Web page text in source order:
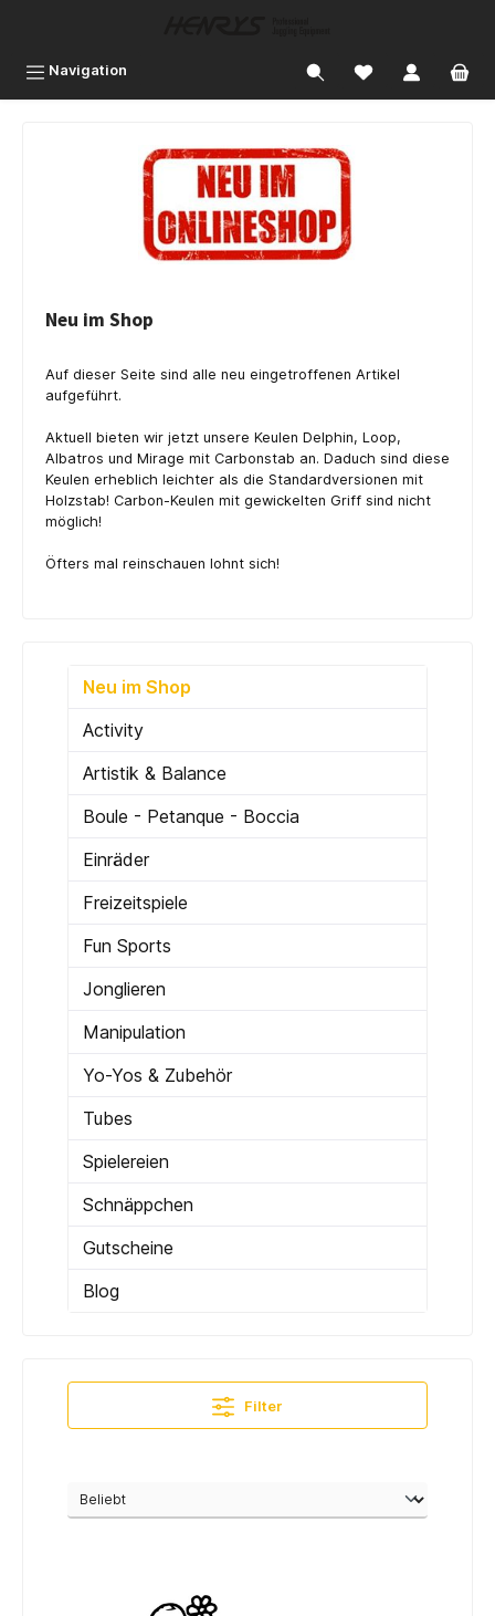
Navigation
Neu im Shop
Auf dieser Seite sind alle neu eingetroffenen Artikel
aufgeführt.
Aktuell bieten wir jetzt unsere Keulen Delphin, Loop,
Albatros und Mirage mit Carbonstab an. Daduch sind diese
Keulen erheblich leichter als die Standardversionen mit
Holzstab! Carbon-Keulen mit gewickelten Griff sind nicht
möglich!
Öfters mal reinschauen lohnt sich!
Neu im Shop
Activity
Artistik & Balance
Boule - Petanque - Boccia
Einräder
Freizeitspiele
Fun Sports
Jonglieren
Manipulation
Yo-Yos & Zubehör
Tubes
Spielereien
Schnäppchen
Gutscheine
Blog
Filter